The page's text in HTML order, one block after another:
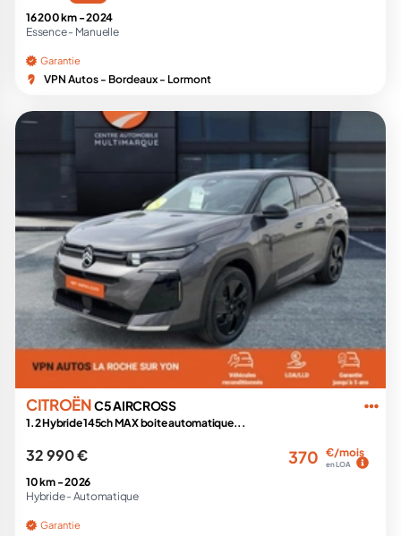
16 200 km -2024
Essence - Manuelle
Garantie
VPN Autos - Bordeaux - Lormont
CITROËNC5 AIRCROSS
1.2 Hybride 145ch MAX boite automatique...
32 990 € 370 €/mois
en LOA
10 km -2026
Hybride - Automatique
Garantie